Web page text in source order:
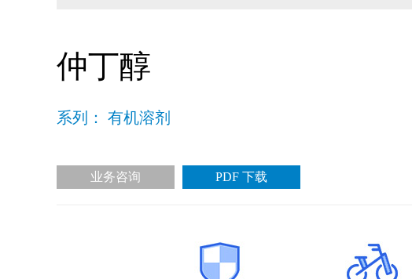
仲丁醇
系列： 有机溶剂
业务咨询 PDF 下载